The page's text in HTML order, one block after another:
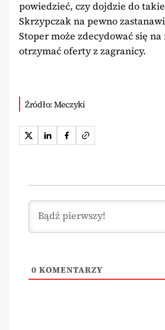
powiedzieć, czy dojdzie do
Skrzypczak na pewno
Stoper może zdecydować się
otrzymać oferty z zagranicy.
Źródło: Meczyki
0 KOMENTARZY